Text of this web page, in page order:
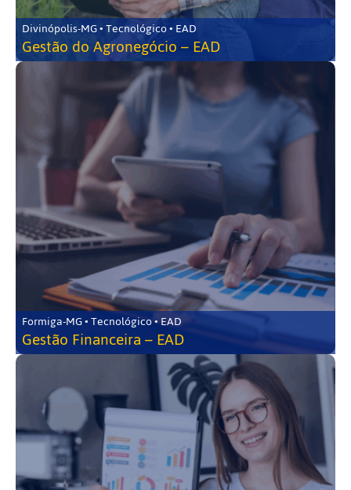
Divinópolis-MG • Tecnológico • EAD
Gestão do Agronegócio – EAD
Formiga-MG • Tecnológico • EAD
Gestão Financeira – EAD